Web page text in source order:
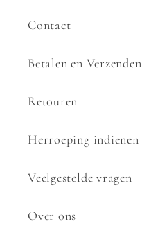
Contact
Betalen en Verzenden
Retouren
Herroeping indienen
Veelgestelde vragen
Over ons